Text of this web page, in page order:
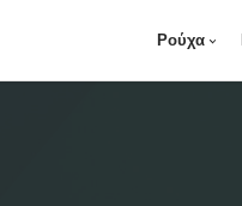
Ρούχα